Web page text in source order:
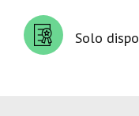
Solo